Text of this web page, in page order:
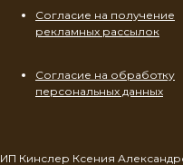
Согласие на получение
рекламных рассылок
Согласие на обработку
персональных данных
ИП Кинслер Ксения